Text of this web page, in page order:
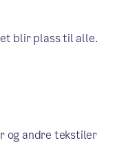
blir plass til alle.
og andre tekstiler